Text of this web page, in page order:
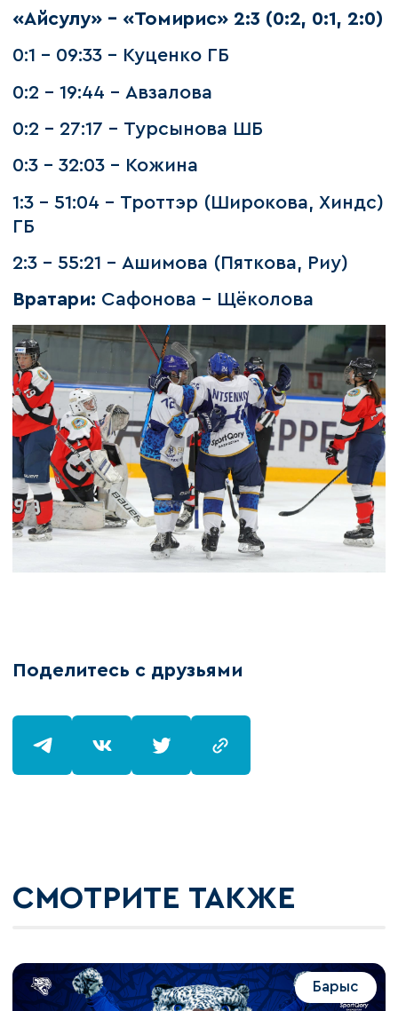
«Айсулу» - «Томирис» 2:3 (0:2, 0:1, 2:0)
0:1 - 09:33 - Куценко ГБ
0:2 - 19:44 - Авзалова
0:2 - 27:17 - Турсынова ШБ
0:3 - 32:03 - Кожина
1:3 - 51:04 - Троттэр (Широкова, Хиндс)
ГБ
2:3 - 55:21 - Ашимова (Пяткова, Риу)
Вратари: Сафонова - Щёколова
Поделитесь с друзьями
СМОТРИТЕ ТАКЖЕ
Барыс